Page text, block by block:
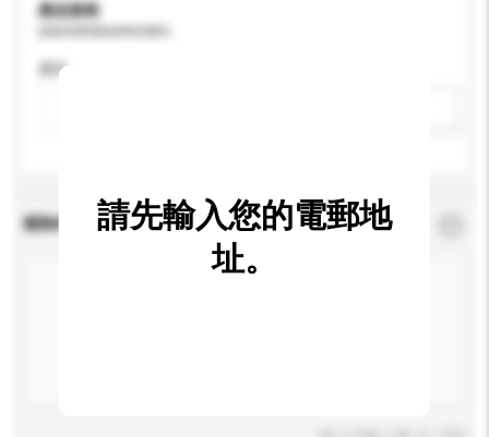
產品規格
應用
查詢內容 *必須填寫
請先輸入您的電郵地
址。